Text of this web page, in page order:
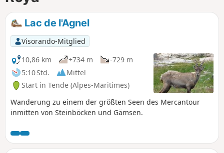
Lac de l'Agnel
Visorando-Mitglied
10,86 km
+734 m
-729 m
5:10 Std.
Mittel
Start in Tende (Alpes-Maritimes)
Wanderung zu einem der größten Seen des Mercantour
inmitten von Steinböcken und Gämsen.